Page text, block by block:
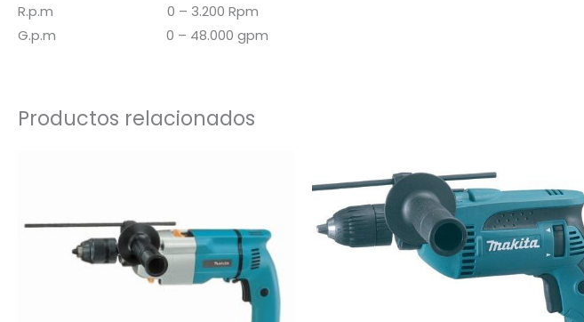
R.p.m 0 – 3.200 Rpm
G.p.m 0 – 48.000 gpm
Productos relacionados